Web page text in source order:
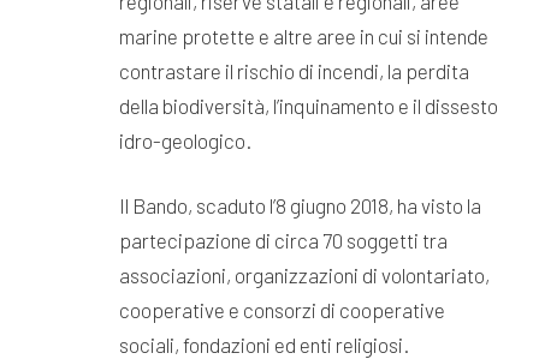
marine protette e altre aree in cui si intende
contrastare il rischio di incendi, la perdita
della biodiversità, l’inquinamento e il dissesto
idro-geologico.
Il Bando, scaduto l’8 giugno 2018, ha visto la
partecipazione di circa 70 soggetti tra
associazioni, organizzazioni di volontariato,
cooperative e consorzi di cooperative
sociali, fondazioni ed enti religiosi.